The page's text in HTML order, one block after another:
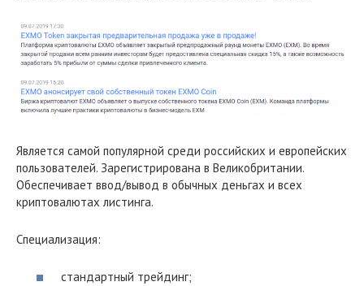
Является самой популярной среди российских и европейских
пользователей. Зарегистрирована в Великобритании.
Обеспечивает ввод/вывод в обычных деньгах и всех
криптовалютах листинга.
Специализация:
стандартный трейдинг;